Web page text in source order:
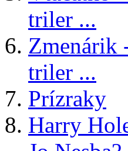
triler ...
Zmenárik
triler ...
Prízraky
Harry